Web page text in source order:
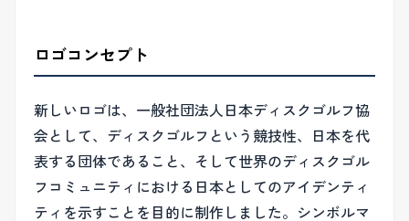
ロゴコンセプト
新しいロゴは、一般社団法人日本ディスクゴルフ協
会として、ディスクゴルフという競技性、日本を代
表する団体であること、そして世界のディスクゴル
フコミュニティにおける日本としてのアイデンティ
ティを示すことを目的に制作しました。シンボルマ